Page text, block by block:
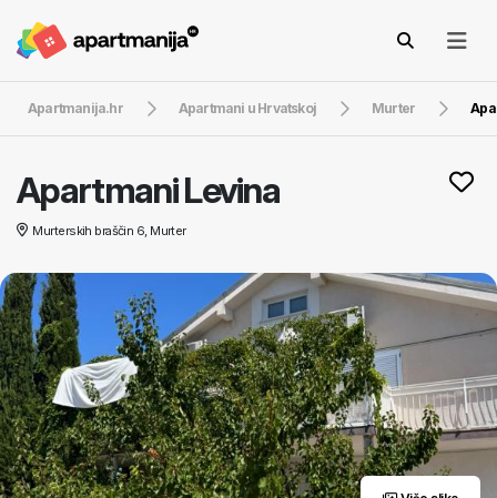
Apartmanija.hr Apartmani u Hrvatskoj Murter
Apartmani Levina
Murterskih braščin 6, Murter